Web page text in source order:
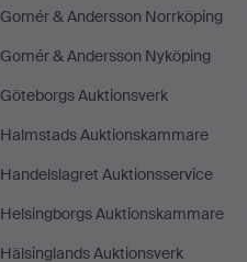
Gomér & Andersson Norrköping
Gomér & Andersson Nyköping
Göteborgs Auktionsverk
Halmstads Auktionskammare
Handelslagret Auktionsservice
Helsingborgs Auktionskammare
Hälsinglands Auktionsverk